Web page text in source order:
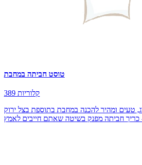
טוסט חביתה במחבת
389 קלוריות
טעים ומהיר להכנה במחבת בתוספת בצל ירוק
- כריך חביתה מפנק בשיטה שאתם חייבים לאמץ